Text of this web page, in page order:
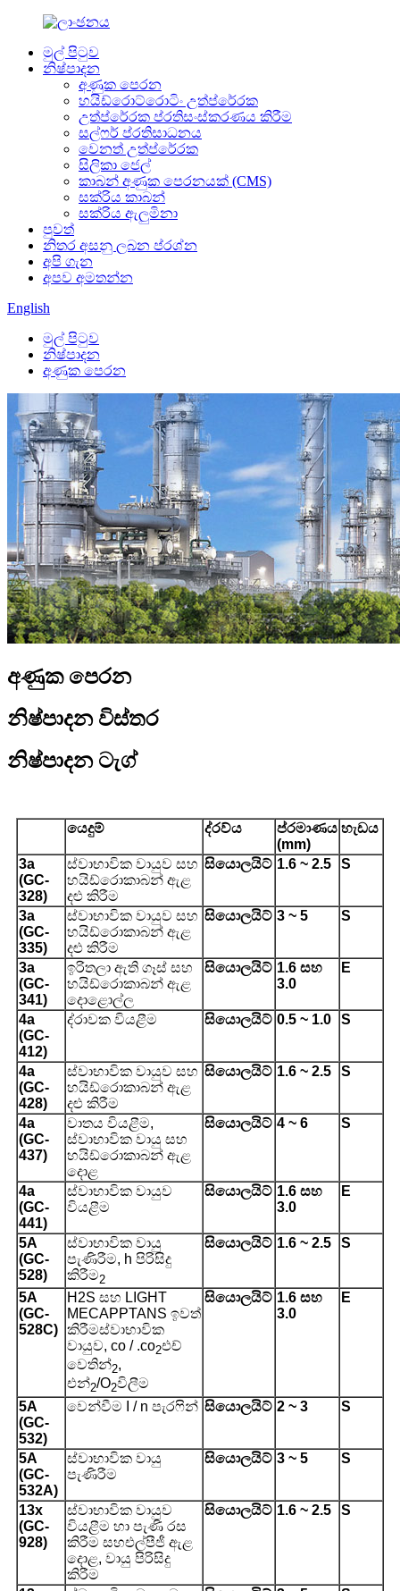
මුල් පිටුව
නිෂ්පාදන
අණුක පෙරන
හයිඩ්රොට්රොටිං උත්ප්රේරක
උත්ප්රේරක ප්රතිසංස්කරණය කිරීම
සල්ෆර් ප්රතිසාධනය
වෙනත් උත්ප්රේරක
සිලිකා ජෙල්
කාබන් අණුක පෙරනයක් (CMS)
සක්රිය කාබන්
සක්රිය ඇලුමිනා
පුවත්
නිතර අසනු ලබන ප්රශ්න
අපි ගැන
අපව අමතන්න
English
මුල් පිටුව
නිෂ්පාදන
අණුක පෙරන
අණුක පෙරන
නිෂ්පාදන විස්තර
නිෂ්පාදන ටැග්
යෙදුම් ද්රව්ය
ප්රමාණය
(mm)
හැඩය
3a
(GC-
328)
ස්වාභාවික වායුව සහ
හයිඩ්රොකාබන් ඇළ
දළු කිරීම
සියොලයිට් 1.6 ~ 2.5 S
3a
(GC-
335)
ස්වාභාවික වායුව සහ
හයිඩ්රොකාබන් ඇළ
දළු කිරීම
සියොලයිට් 3 ~ 5 S
3a
(GC-
341)
ඉරිතලා ඇති ගෑස් සහ
හයිඩ්රොකාබන් ඇළ
දොළොල්ල
සියොලයිට් 1.6 සහ
3.0
E
4a
(GC-
412)
ද්රාවක වියළීම සියොලයිට් 0.5 ~ 1.0 S
4a
(GC-
428)
ස්වාභාවික වායුව සහ
හයිඩ්රොකාබන් ඇළ
දළු කිරීම
සියොලයිට් 1.6 ~ 2.5 S
4a
(GC-
437)
වාතය වියළීම,
ස්වාභාවික වායු සහ
හයිඩ්රොකාබන් ඇළ
දොළ
සියොලයිට් 4 ~ 6 S
4a
(GC-
441)
ස්වාභාවික වායුව
වියළීම
සියොලයිට් 1.6 සහ
3.0
E
5A
(GC-
528)
ස්වාභාවික වායු
පැණිරීම, h පිරිසිදු
කිරීම2
සියොලයිට් 1.6 ~ 2.5 S
5A
(GC-
528C)
H2S සහ LIGHT
MECAPPTANS ඉවත්
කිරීමස්වාභාවික
වායුව, co / .co2එච්
වෙතින්2,
එන්2/O2විලීම
සියොලයිට් 1.6 සහ
3.0
E
5A
(GC-
532)
වෙන්වීම I / n පැරෆින් සියොලයිට් 2 ~ 3 S
5A
(GC-
532A)
ස්වාභාවික වායු
පැණිරීම
සියොලයිට් 3 ~ 5 S
13x
(GC-
928)
ස්වාභාවික වායුව
වියළීම හා පැණි රස
කිරීම සහඑල්පීජී ඇළ
දොළ, වායු පිරිසිදු
කිරීම
සියොලයිට් 1.6 ~ 2.5 S